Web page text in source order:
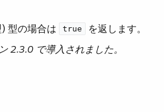
型の場合は true
​ を返します。
2.3.0 で導入されました。